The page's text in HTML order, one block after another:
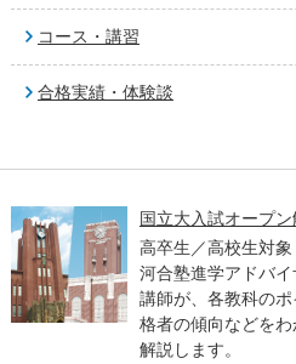
コース・講習
合格実績・体験談
国立大入試オープ
高卒生／高校生対象
河合塾進学アドバイ
講師が、各教科の
格者の傾向などをわ
解説します。